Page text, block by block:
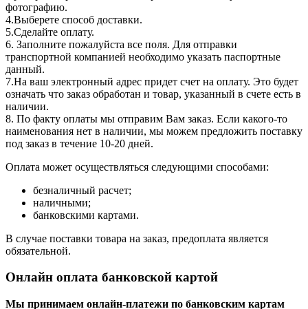
фотографию.
4.Выберете способ доставки.
5.Сделайте оплату.
6. Заполните пожалуйста все поля. Для отправки
транспортной компанией необходимо указать паспортные
данный.
7.На ваш электронный адрес придет счет на оплату. Это будет
означать что заказ обработан и товар, указанный в счете есть в
наличии.
8. По факту оплаты мы отправим Вам заказ. Если какого-то
наименования нет в наличии, мы можем предложить поставку
под заказ в течение 10-20 дней.
Оплата может осуществляться следующими способами:
безналичный расчет;
наличными;
банковскими картами.
В случае поставки товара на заказ, предоплата является
обязательной.
Онлайн оплата банковской картой
Мы принимаем онлайн-платежи по банковским картам